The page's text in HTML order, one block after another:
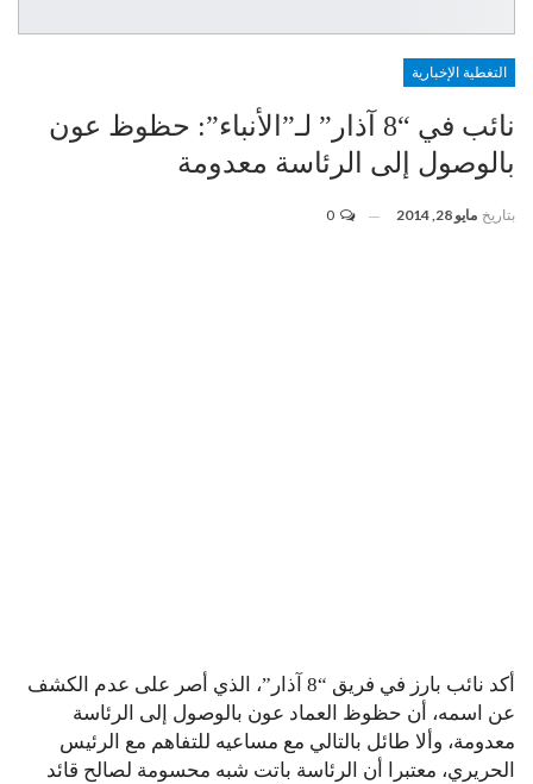
التغطية الإخبارية
نائب في “8 آذار” لـ”الأنباء”: حظوظ عون
بالوصول إلى الرئاسة معدومة
بتاريخ مايو 28, 2014
أكد نائب بارز في فريق “8 آذار”، الذي أصر على عدم الكشف
عن اسمه، أن حظوظ العماد عون بالوصول إلى الرئاسة
معدومة، وألا طائل بالتالي مع مساعيه للتفاهم مع الرئيس
الحريري، معتبرا أن الرئاسة باتت شبه محسومة لصالح قائد